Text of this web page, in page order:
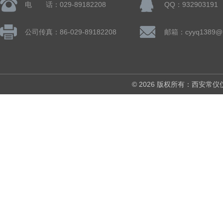
电 话：029-89182208 QQ：932903191
公司传真：86-029-89182208 邮箱：
© 2026 版权所有：西安常